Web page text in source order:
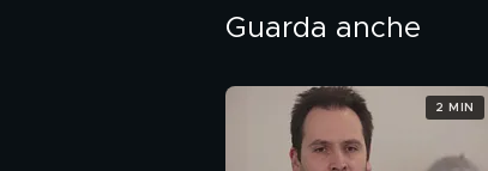
Guarda anche
2 MIN